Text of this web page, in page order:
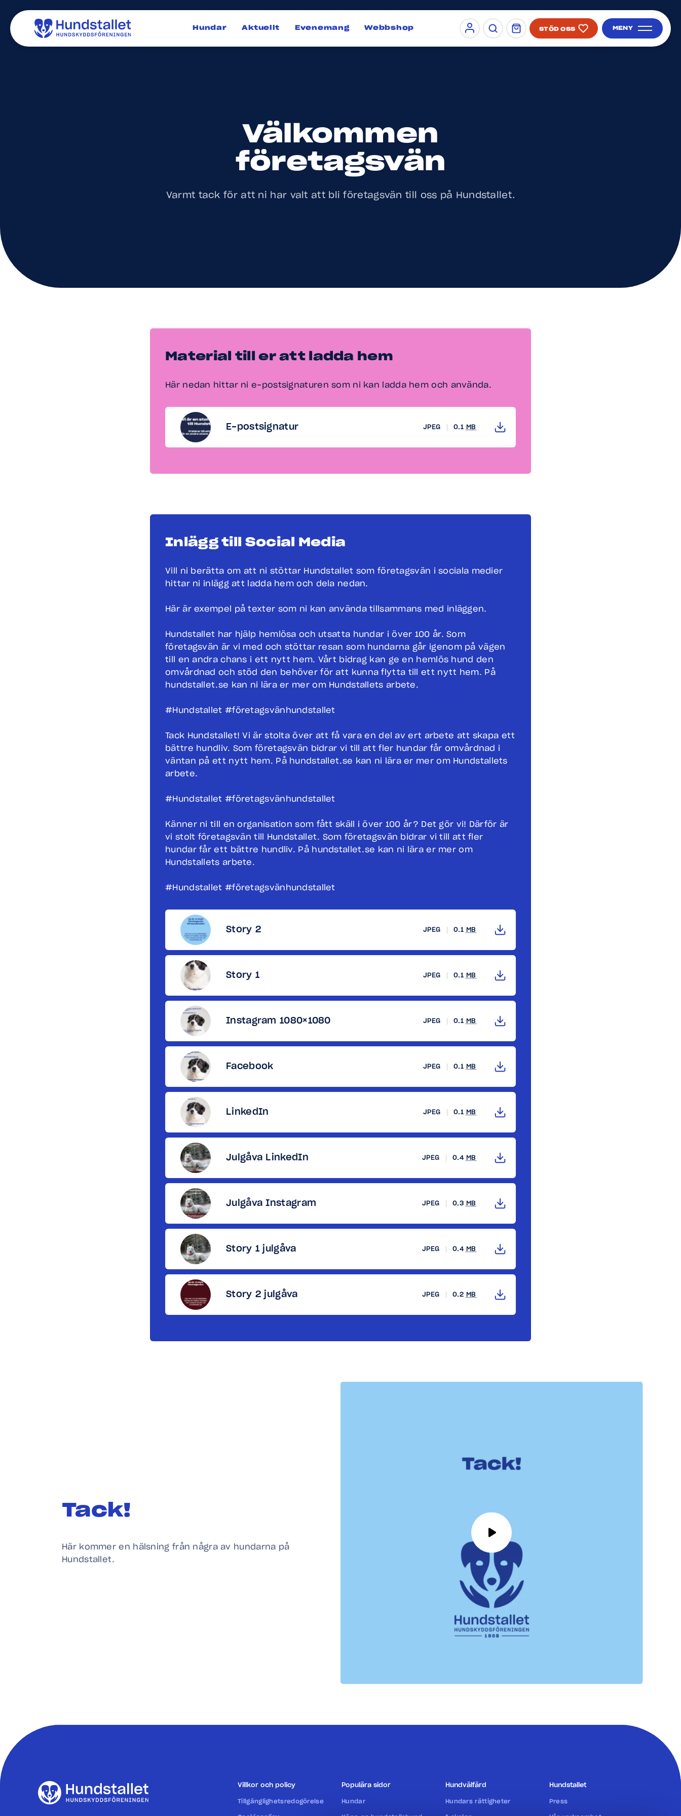
Hundar Aktuellt Evenemang Webbshop Sign in
SÖK PÅ SIDAN
STÖD OSS MENY
Välkommen
företagsvän
Varmt tack för att ni har valt att bli företagsvän till oss på Hundstallet.
Material till er att ladda hem
Här nedan hittar ni e-postsignaturen som ni kan ladda hem och använda.
E-postsignatur JPEG 0.1 MB
Inlägg till Social Media
Vill ni berätta om att ni stöttar Hundstallet som företagsvän i sociala medier
hittar ni inlägg att ladda hem och dela nedan.
Här är exempel på texter som ni kan använda tillsammans med inläggen.
Hundstallet har hjälp hemlösa och utsatta hundar i över 100 år. Som
företagsvän är vi med och stöttar resan som hundarna går igenom på vägen
till en andra chans i ett nytt hem. Vårt bidrag kan ge en hemlös hund den
omvårdnad och stöd den behöver för att kunna flytta till ett nytt hem. På
hundstallet.se kan ni lära er mer om Hundstallets arbete.
#Hundstallet #företagsvänhundstallet
Tack Hundstallet! Vi är stolta över att få vara en del av ert arbete att skapa ett
bättre hundliv. Som företagsvän bidrar vi till att fler hundar får omvårdnad i
väntan på ett nytt hem. På hundstallet.se kan ni lära er mer om Hundstallets
arbete.
#Hundstallet #företagsvänhundstallet
Känner ni till en organisation som fått skäll i över 100 år? Det gör vi! Därför är
vi stolt företagsvän till Hundstallet. Som företagsvän bidrar vi till att fler
hundar får ett bättre hundliv. På hundstallet.se kan ni lära er mer om
Hundstallets arbete.
#Hundstallet #företagsvänhundstallet
Story 2 JPEG 0.1 MB
Story 1 JPEG 0.1 MB
Instagram 1080×1080 JPEG 0.1 MB
Facebook JPEG 0.1 MB
LinkedIn JPEG 0.1 MB
Julgåva LinkedIn JPEG 0.4 MB
Julgåva Instagram JPEG 0.3 MB
Story 1 julgåva JPEG 0.4 MB
Story 2 julgåva JPEG 0.2 MB
Tack!
Här kommer en hälsning från några av hundarna på
Hundstallet.
Villkor och policy
Tillgänglighetsredogörelse
Populära sidor
Hundar
Hundvälfärd
Hundars rättigheter
Hundstallet
Press